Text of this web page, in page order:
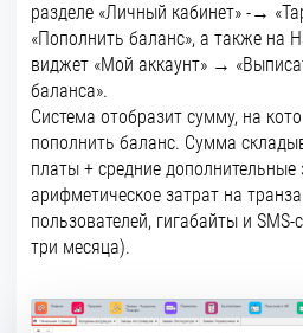
разделе «Личный кабинет» -→
«Пополнить баланс», а также на
виджет «Мой аккаунт» →
баланса».
Система отобразит сумму, на
пополнить баланс. Сумма
платы + средние дополнительные
арифметическое затрат на
пользователей, гигабайты и
три месяца).